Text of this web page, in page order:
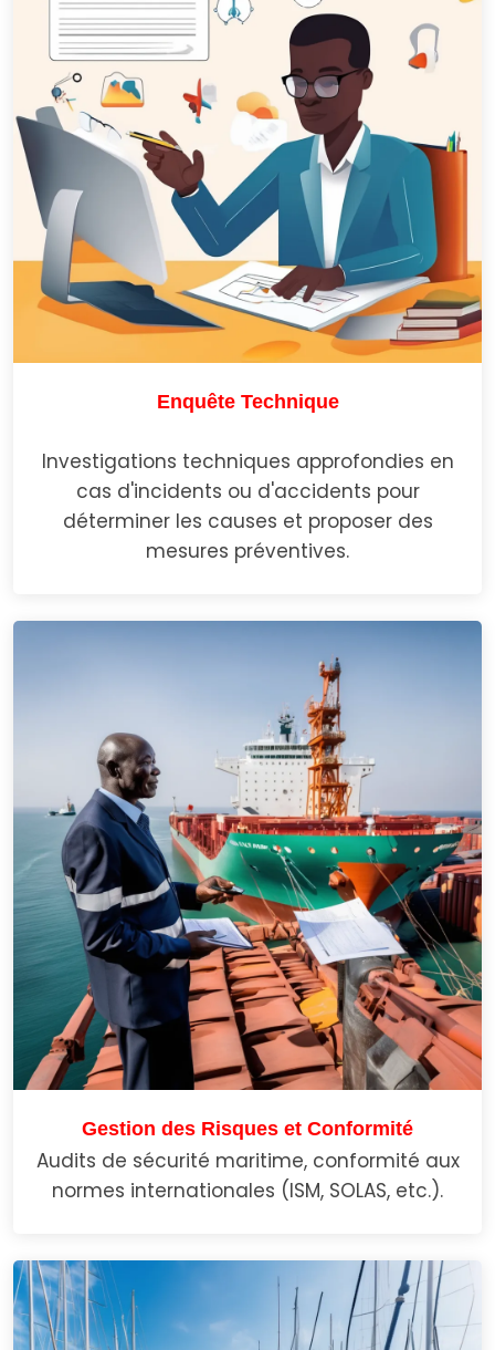
Enquête Technique
Investigations techniques approfondies en
cas d'incidents ou d'accidents pour
déterminer les causes et proposer des
mesures préventives.
Gestion des Risques et Conformité
Audits de sécurité maritime, conformité aux
normes internationales (ISM, SOLAS, etc.).